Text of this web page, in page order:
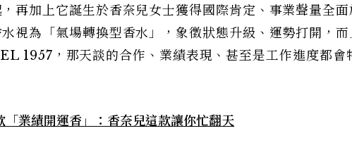
，再加上它誕生於香奈兒女士獲得國際肯定、事業聲量全
視為「氣場轉換型香水」，象徵狀態升級、運勢打開，
1957，那天談的合作、業績表現、甚至是工作進度都會
業績開運香」：香奈兒這款讓你忙翻天